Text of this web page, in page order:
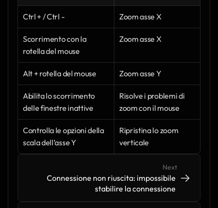
Ctrl + / Ctrl - Zoom asse X
Scorrimento con la
rotella del mouse
Zoom asse X
Alt + rotella del mouse Zoom asse Y
Abilita lo scorrimento
delle finestre inattive
Risolve i problemi di
zoom con il mouse
Controlla le opzioni della
scala dell’asse Y
Ripristina lo zoom
verticale
Next
Connessione non riuscita: impossibile
stabilire la connessione
-> ->